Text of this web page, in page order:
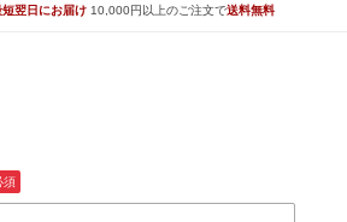
短翌日にお届け 10,000円以上のご注文で送料無料
須